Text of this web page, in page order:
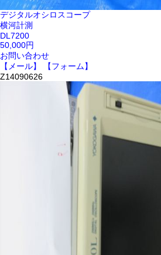
デジタルオシロスコープ
横河計測
DL7200
50,000円
お問い合わせ
【メール】
【フォーム】
Z14090626